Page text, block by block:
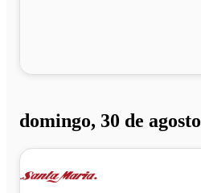
domingo, 30 de agosto